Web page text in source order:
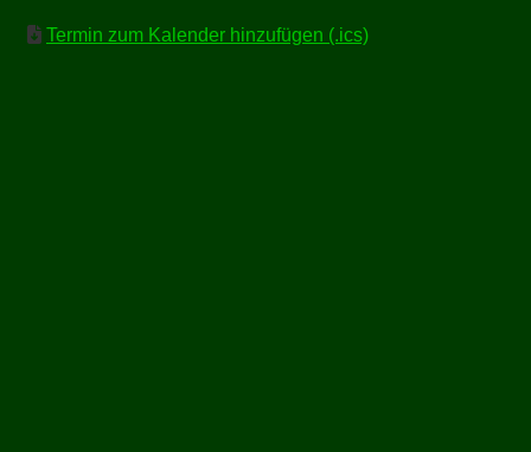
Termin zum Kalender hinzufügen (.ics)